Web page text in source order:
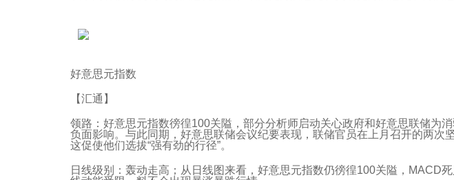
好意思元指数
【汇通】
领路：好意思元指数徬徨100关隘，部分分析师启动关心政府和好意思联储为
负面影响。与此同期，好意思联储会议纪要表现，联储官员在上月召开的两次
这促使他们选拔“强有劲的行径”。
日线级别：轰动走高；从日线图来看，好意思元指数仍徬徨100关隘，MACD